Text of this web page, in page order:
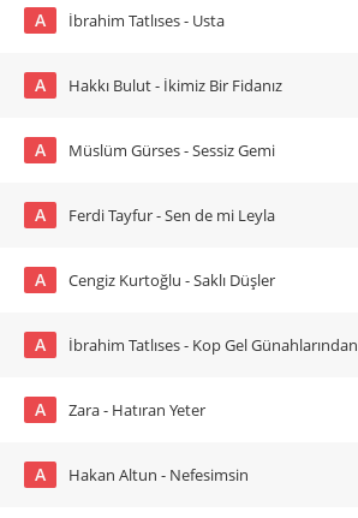
A İbrahim Tatlıses - Usta
A Hakkı Bulut - İkimiz Bir Fidanız
A Müslüm Gürses - Sessiz Gemi
A Ferdi Tayfur - Sen de mi Leyla
A Cengiz Kurtoğlu - Saklı Düşler
A İbrahim Tatlıses - Kop Gel Günahlarından
A Zara - Hatıran Yeter
A Hakan Altun - Nefesimsin